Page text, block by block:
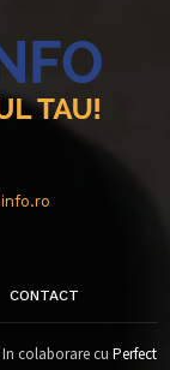
CONTACT
In colaborare cu Perfect